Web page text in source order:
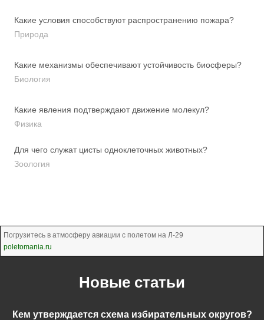
Какие условия способствуют распространению пожара?
Природа
Какие механизмы обеспечивают устойчивость биосферы?
Биология
Какие явления подтверждают движение молекул?
Физика
Для чего служат цисты одноклеточных животных?
Зоология
Погрузитесь в атмосферу авиации с полетом на Л-29
poletomania.ru
Новые статьи
Кем утверждается схема избирательных округов?